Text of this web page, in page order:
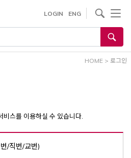
LOGIN ENG
HOME > 로그인
스를 이용하실 수 있습니다.
/직번/교번)